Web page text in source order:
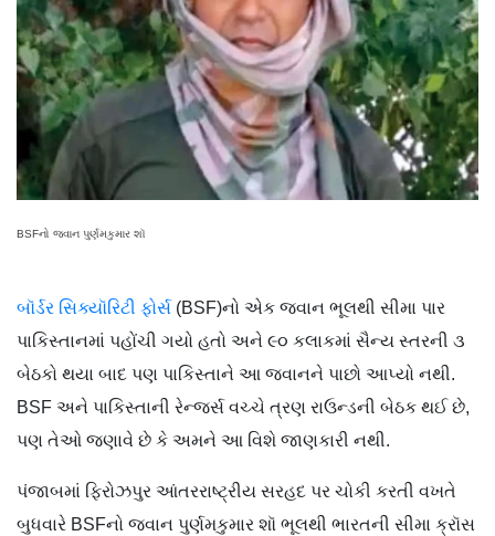
BSFનો જવાન પુર્ણમકુમાર શૉ
બૉર્ડર સિક્યૉરિટી ફોર્સ (BSF)નો એક જવાન ભૂલથી સીમા પાર
પાકિસ્તાનમાં પહોંચી ગયો હતો અને ૯૦ કલાકમાં સૈન્ય સ્તરની ૩
બેઠકો થયા બાદ પણ પાકિસ્તાને આ જવાનને પાછો આપ્યો નથી.
BSF અને પાકિસ્તાની રેન્જર્સ વચ્ચે ત્રણ રાઉન્ડની બેઠક થઈ છે,
પણ તેઓ જણાવે છે કે અમને આ વિશે જાણકારી નથી.
પંજાબમાં ફિરોઝપુર આંતરરાષ્ટ્રીય સરહદ પર ચોકી કરતી વખતે
બુધવારે BSFનો જવાન પુર્ણમકુમાર શૉ ભૂલથી ભારતની સીમા ક્રૉસ